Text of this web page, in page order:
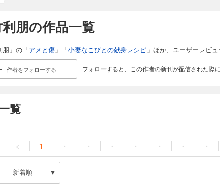
朋の作品一覧
朋」の「アメと傷 」「小妻なこびとの献身レシピ 」ほか、ユーザーレビ
作者をフォローする フォローすると、この作者の新刊が配信された際
覧
< 1 ・ ・ ・ ・ ・ ・ ・
新着順